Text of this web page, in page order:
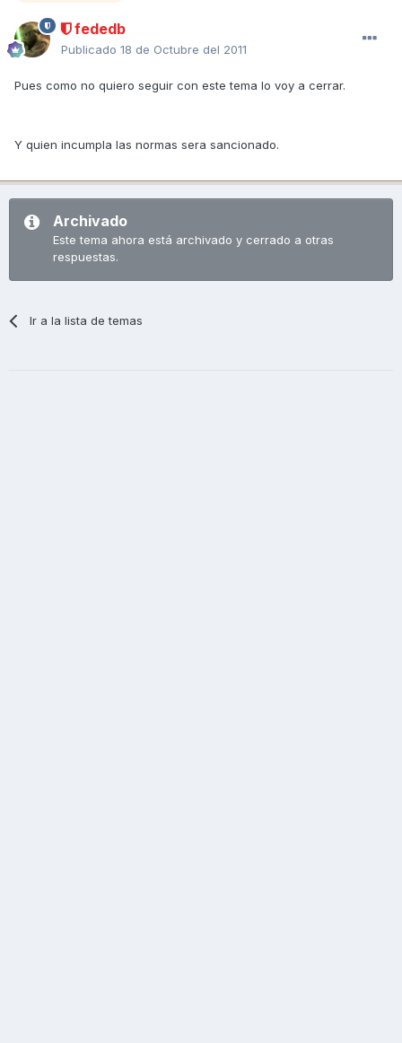
fededb
Publicado 18 de Octubre del 2011
Pues como no quiero seguir con este tema lo voy a cerrar.
Y quien incumpla las normas sera sancionado.
Archivado
Este tema ahora está archivado y cerrado a otras
respuestas.
Ir a la lista de temas